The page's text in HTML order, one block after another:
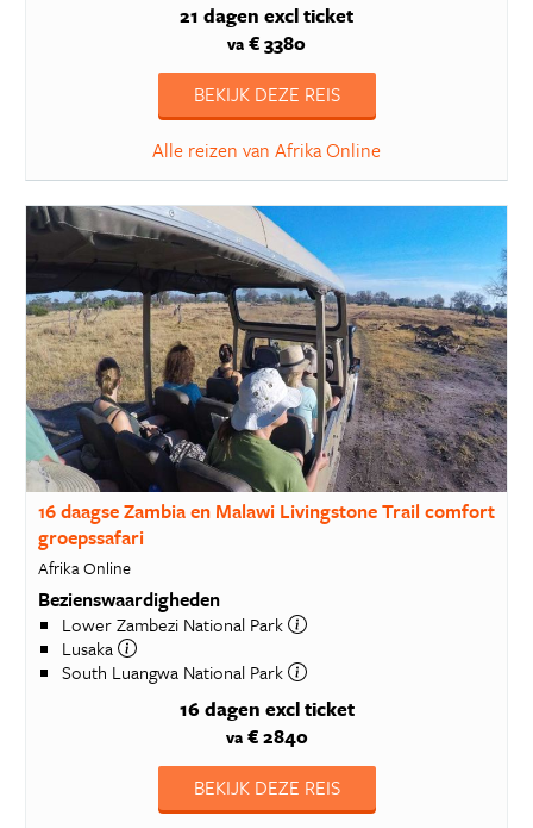
21 dagen excl ticket
va € 3380
BEKIJK DEZE REIS
Alle reizen van Afrika Online
16 daagse Zambia en Malawi Livingstone Trail comfort
groepssafari
Afrika Online
Bezienswaardigheden
Lower Zambezi National Park
Lusaka
South Luangwa National Park
16 dagen excl ticket
va€ 2840
BEKIJK DEZE REIS